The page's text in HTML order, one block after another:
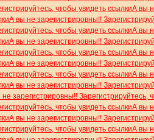
чтобы увидеть ссылкиА вы
А вы не зарегистрировны!!
чтобы увидеть ссылкиА вы
А вы не зарегистрировны!!
чтобы увидеть ссылкиА вы
А вы не зарегистрировны!!
чтобы увидеть ссылкиА вы
А вы не зарегистрировны!!
зарегистрировны!! Зарегистрируйтесь,
чтобы увидеть ссылкиА вы
А вы не зарегистрировны!!
чтобы увидеть ссылкиА вы